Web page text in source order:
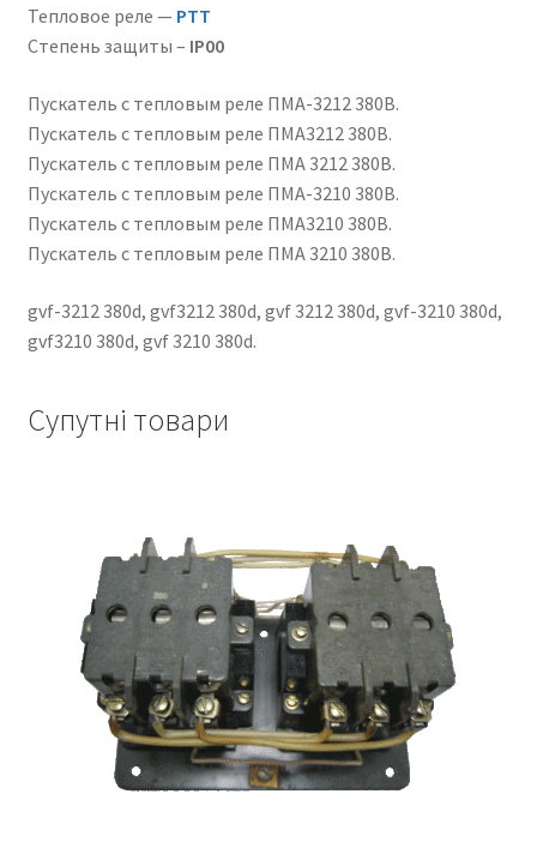
Тепловое реле — РТТ
Степень защиты – ІР00
Пускатель с тепловым реле ПМА-3212 380В.
Пускатель с тепловым реле ПМА3212 380В.
Пускатель с тепловым реле ПМА 3212 380В.
Пускатель с тепловым реле ПМА-3210 380В.
Пускатель с тепловым реле ПМА3210 380В.
Пускатель с тепловым реле ПМА 3210 380В.
gvf-3212 380d, gvf3212 380d, gvf 3212 380d, gvf-3210 380d,
gvf3210 380d, gvf 3210 380d.
Супутні товари